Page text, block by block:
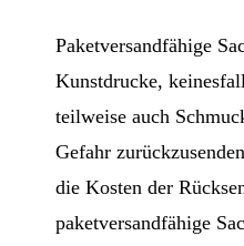
Paketversandfähige
Kunstdrucke,
teilweise auch
Gefahr
die Kosten der
paketversandfähige